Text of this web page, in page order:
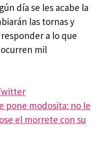
día se les acabe la
las tornas y
a lo que
mil
pone modosita: no le
el morrete con su